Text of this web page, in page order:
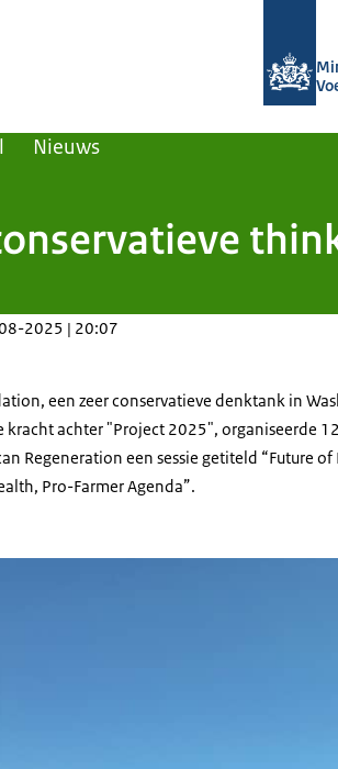
Nieuws
2025 | 20:07
een zeer conservatieve denktank in
kracht achter "Project 2025", organiseerde
Regeneration een sessie getiteld “Future of
Pro-Farmer Agenda”.